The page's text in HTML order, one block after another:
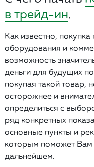
в трейд-ин.
Как известно,
оборудования и
возможность
деньги для будущих
покупая такой товар,
осторожнее и
определиться с
ряд конкретных
основные пункты и
которым поможет Вам
дальнейшем.